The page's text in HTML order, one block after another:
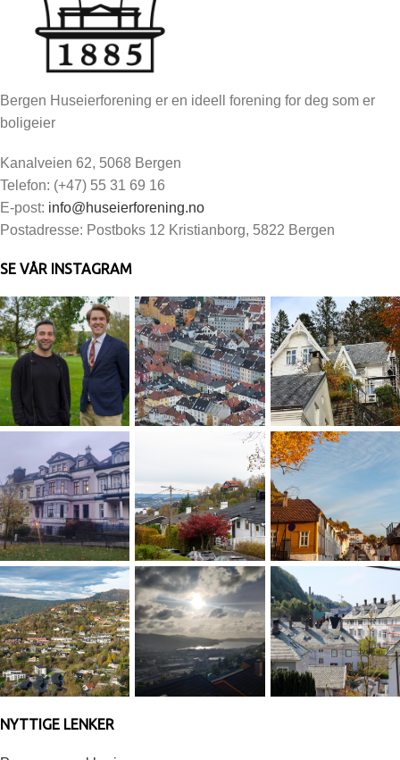
Bergen Huseierforening er en ideell forening for deg som er
boligeier
Kanalveien 62, 5068 Bergen
Telefon: (+47) 55 31 69 16
E-post: info@huseierforening.no
Postadresse: Postboks 12 Kristianborg, 5822 Bergen
SE VÅR INSTAGRAM
NYTTIGE LENKER